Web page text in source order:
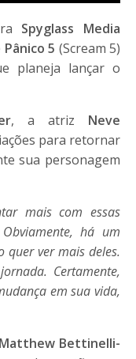
Spyglass Media
Pânico 5 (Scream 5)
planeja lançar o
, a atriz Neve
para retornar
sua personagem
mais com essas
há um
quer ver mais deles.
Certamente,
em sua vida,
Matthew Bettinelli-